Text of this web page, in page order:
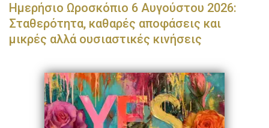
Ημερήσιο Ωροσκόπιο 6 Αυγούστου 2026:
Σταθερότητα, καθαρές αποφάσεις και
μικρές αλλά ουσιαστικές κινήσεις